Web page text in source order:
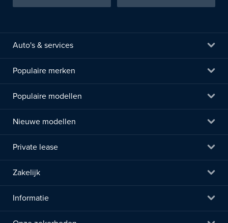
Auto's & services
Populaire merken
Populaire modellen
Nieuwe modellen
Private lease
Zakelijk
Informatie